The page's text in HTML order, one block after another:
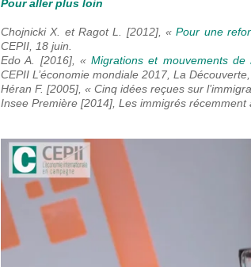
Pour aller plus loin
Chojnicki X. et Ragot L. [2012], «Pour une
CEPII, 18 juin.
Edo A. [2016], «Migrations et mouvements
CEPII L’économie mondiale 2017, La
Héran F. [2005], « Cinq idées reçues sur
Insee Première [2014], Les immigrés récemment